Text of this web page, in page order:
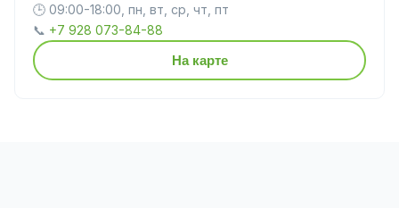
🕒 09:00-18:00, пн, вт, ср, чт, пт
📞 +7 928 073-84-88
На карте